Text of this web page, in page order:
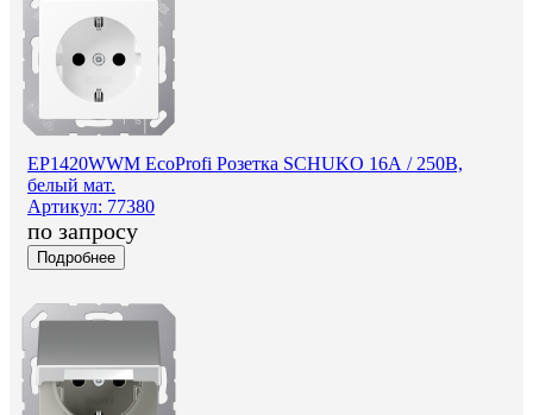
EP1420WWM EcoProfi Розетка SCHUKO 16А / 250В,
белый мат.
Артикул: 77380
по запросу
Подробнее